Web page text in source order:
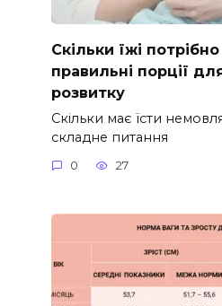
Скільки їжі
правильні порції
розвитку
Скільки має їсти
складне питання
0 27